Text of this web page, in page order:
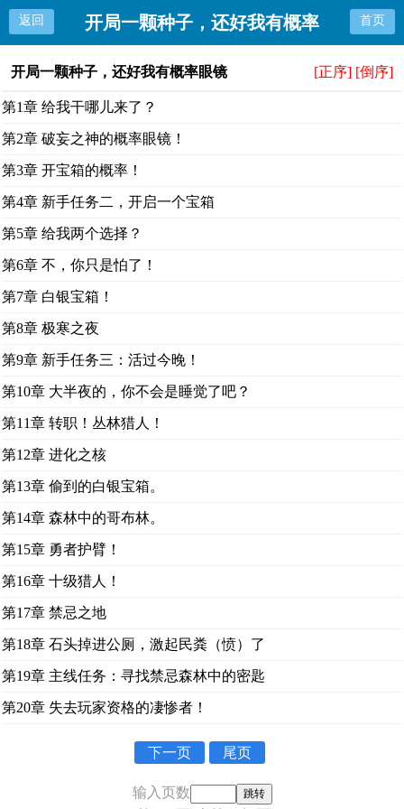
返回 开局一颗种子，还好我有概率
眼镜
首页
开局一颗种子，还好我有概率眼镜 [正序] [倒序]
第1章 给我干哪儿来了？
第2章 破妄之神的概率眼镜！
第3章 开宝箱的概率！
第4章 新手任务二，开启一个宝箱
第5章 给我两个选择？
第6章 不，你只是怕了！
第7章 白银宝箱！
第8章 极寒之夜
第9章 新手任务三：活过今晚！
第10章 大半夜的，你不会是睡觉了吧？
第11章 转职！丛林猎人！
第12章 进化之核
第13章 偷到的白银宝箱。
第14章 森林中的哥布林。
第15章 勇者护臂！
第16章 十级猎人！
第17章 禁忌之地
第18章 石头掉进公厕，激起民粪（愤）了
第19章 主线任务：寻找禁忌森林中的密匙
第20章 失去玩家资格的凄惨者！
下一页 尾页
输入页数